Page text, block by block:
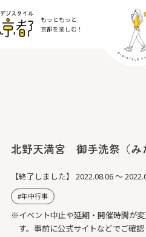
もっともっと
京都を楽しむ！
北野天満宮 御手洗祭（み
【終了しました】 2022.08.06 ～
年中行事
※イベント中止や延期・開催時間が
す。事前に公式サイトなどでご確認